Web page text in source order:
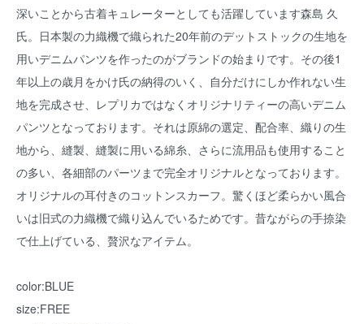
深いことから古着キュレーターとしても活躍しています森島 久
氏。日本製の力織機で織られた20年前のデットストックの生地を
用いデニムパンツを作ったのがブランドの始まりです。その後1
年以上の歳月をかけ氏の納得のいく、自分だけにしか作れない生
地を完成させ、レプリカではなくオリジナリティーの高いデニム
パンツとなっております。それは原綿の選定、配合率、織りの生
地から、縫製、縫製に用いる綿糸、さらに流用品も使用すること
の多い、各細部のパーツまで完全オリジナルとなっております。
オリジナルの耳付きのコットンスカーフ。驚くほど柔らかい風合
いは旧式の力織機で織り込んでいるためです。昔ながらの手捺染
で仕上げている、贅沢なアイテム。
color:BLUE
size:FREE